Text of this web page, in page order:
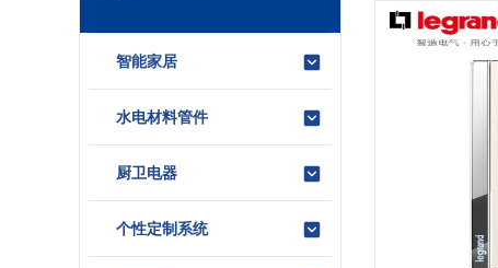
智能家居
水电材料管件
厨卫电器
个性定制系统